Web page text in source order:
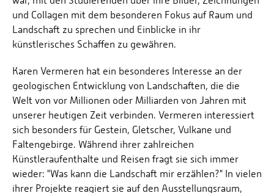
und Collagen mit dem besonderen Fokus auf Raum und
Landschaft zu sprechen und Einblicke in ihr
künstlerisches Schaffen zu gewähren.
Karen Vermeren hat ein besonderes Interesse an der
geologischen Entwicklung von Landschaften, die die
Welt von vor Millionen oder Milliarden von Jahren mit
unserer heutigen Zeit verbinden. Vermeren interessiert
sich besonders für Gestein, Gletscher, Vulkane und
Faltengebirge. Während ihrer zahlreichen
Künstleraufenthalte und Reisen fragt sie sich immer
wieder: "Was kann die Landschaft mir erzählen?" In vielen
ihrer Projekte reagiert sie auf den Ausstellungsraum,